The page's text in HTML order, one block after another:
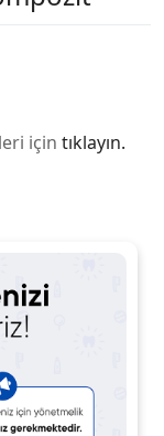
için tıklayın.